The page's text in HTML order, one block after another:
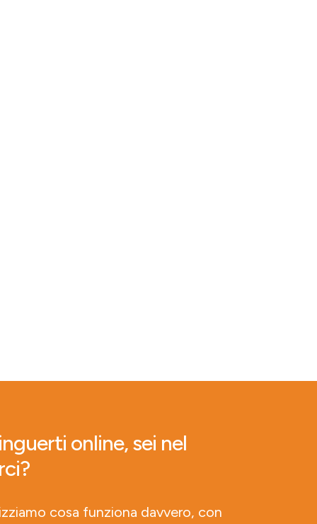
online, sei nel
cosa funziona davvero, con